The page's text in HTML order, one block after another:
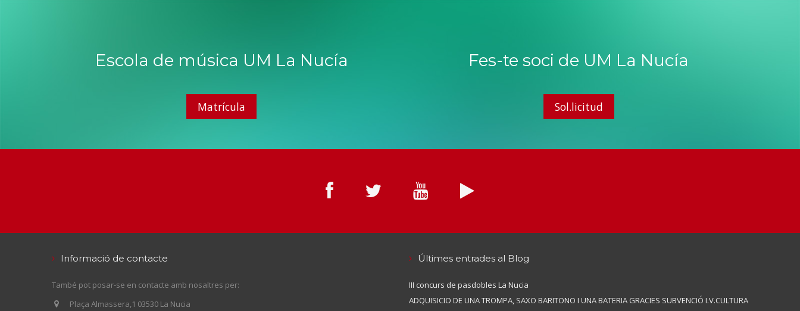
Escola de música UM La Nucía
Matrícula
Fes-te soci de UM La Nucía
Sol.licitud
Informació de contacte
També pot posar-se en contacte amb nosaltres per:
Plaça Almassera,1 03530 La Nucia
Últimes entrades al Blog
III concurs de pasdobles La Nucia
ADQUISICIO DE UNA TROMPA, SAXO BARITONO I UNA BATERIA GRACIES SUBVENCIÓ I.V.CULTURA